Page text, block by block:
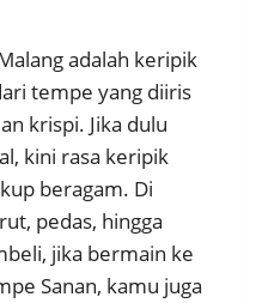
adalah keripik
tempe yang diiris
krispi. Jika dulu
kini rasa keripik
beragam. Di
pedas, hingga
jika bermain ke
Sanan, kamu juga